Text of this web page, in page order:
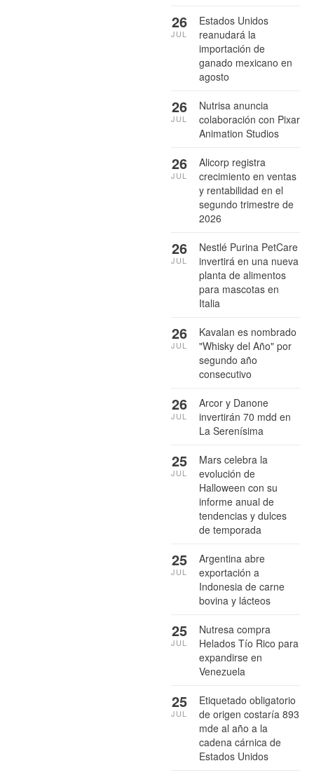
Estados Unidos
reanudará la
importación de
ganado mexicano en
agosto
26
JUL
Nutrisa anuncia
colaboración con Pixar
Animation Studios
26
JUL
Alicorp registra
crecimiento en ventas
y rentabilidad en el
segundo trimestre de
2026
26
JUL
Nestlé Purina PetCare
invertirá en una nueva
planta de alimentos
para mascotas en
Italia
26
JUL
Kavalan es nombrado
"Whisky del Año" por
segundo año
consecutivo
26
JUL
Arcor y Danone
invertirán 70 mdd en
La Serenísima
26
JUL
Mars celebra la
evolución de
Halloween con su
informe anual de
tendencias y dulces
de temporada
25
JUL
Argentina abre
exportación a
Indonesia de carne
bovina y lácteos
25
JUL
Nutresa compra
Helados Tío Rico para
expandirse en
Venezuela
25
JUL
Etiquetado obligatorio
de origen costaría 893
mde al año a la
cadena cárnica de
Estados Unidos
25
JUL